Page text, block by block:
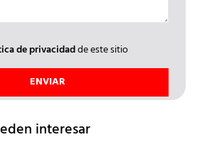
de privacidadde este sitio
interesar